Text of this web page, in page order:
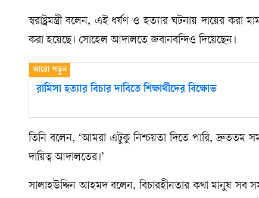
স্বরাষ্ট্রমন্ত্রী বলেন, এই ধর্ষণ ও হত্যার ঘটনায় দায়ের করা
করা হয়েছে। সোহেল আদালতে জবানবন্দিও দিয়েছেন।
রামিসা হত্যার বিচার দাবিতে শিক্ষার্থীদের বিক্ষোভ
তিনি বলেন, ‘আমরা এটুকু নিশ্চয়তা দিতে পারি, দ্রুততম
দায়িত্ব আদালতের।’
সালাহউদ্দিন আহমদ বলেন, বিচারহীনতার কথা মানুষ সব